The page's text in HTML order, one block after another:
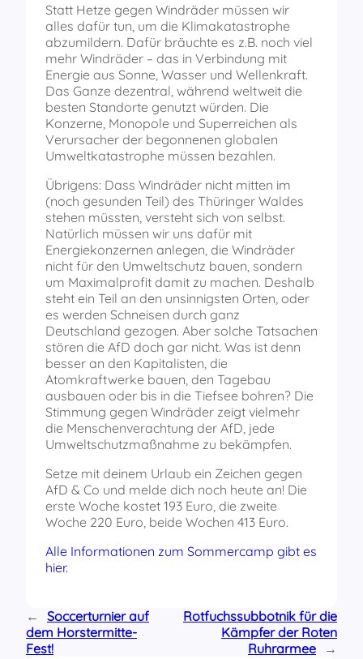
Statt Hetze gegen Windräder müssen wir
alles dafür tun, um die Klimakatastrophe
abzumildern. Dafür bräuchte es z.B. noch viel
mehr Windräder – das in Verbindung mit
Energie aus Sonne, Wasser und Wellenkraft.
Das Ganze dezentral, während weltweit die
besten Standorte genutzt würden. Die
Konzerne, Monopole und Superreichen als
Verursacher der begonnenen globalen
Umweltkatastrophe müssen bezahlen.
Übrigens: Dass Windräder nicht mitten im
(noch gesunden Teil) des Thüringer Waldes
stehen müssten, versteht sich von selbst.
Natürlich müssen wir uns dafür mit
Energiekonzernen anlegen, die Windräder
nicht für den Umweltschutz bauen, sondern
um Maximalprofit damit zu machen. Deshalb
steht ein Teil an den unsinnigsten Orten, oder
es werden Schneisen durch ganz
Deutschland gezogen. Aber solche Tatsachen
stören die AfD doch gar nicht. Was ist denn
besser an den Kapitalisten, die
Atomkraftwerke bauen, den Tagebau
ausbauen oder bis in die Tiefsee bohren? Die
Stimmung gegen Windräder zeigt vielmehr
die Menschenverachtung der AfD, jede
Umweltschutzmaßnahme zu bekämpfen.
Setze mit deinem Urlaub ein Zeichen gegen
AfD & Co und melde dich noch heute an! Die
erste Woche kostet 193 Euro, die zweite
Woche 220 Euro, beide Wochen 413 Euro.
Alle Informationen zum Sommercamp gibt es
hier.
←
Soccerturnier auf
dem Horstermitte-
Fest!
Rotfuchssubbotnik für die
Kämpfer der Roten
Ruhrarmee
→